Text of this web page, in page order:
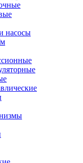
насосы